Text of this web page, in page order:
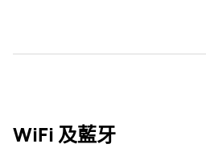
WiFi 及藍牙